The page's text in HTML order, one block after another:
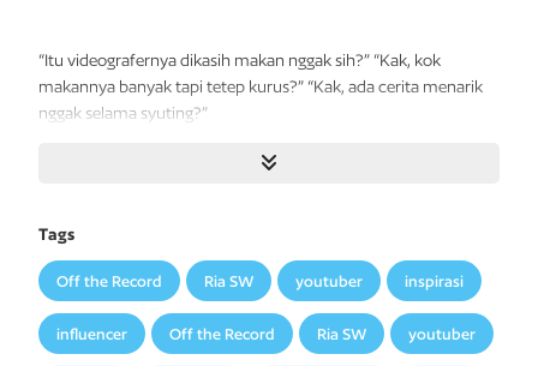
“Itu videografernya dikasih makan nggak sih?” “Kak, kok
makannya banyak tapi tetep kurus?” “Kak, ada cerita menarik
nggak selama syuting?”
Apa yang kamu rasain saat menonton videoku di YouTube?
bertanya-tanya hal lain kayak pertanyaan di atas?
Dalam Off the Record, aku mau cerita tentang keseruan yang
nggak tertangkap kamera selama syuting. Aku mau ceritain
kisah yang belum pernah aku bagi. Kamu siap nggak?
Tags
Off the Record Ria SW youtuber inspirasi
influencer Off the Record Ria SW youtuber